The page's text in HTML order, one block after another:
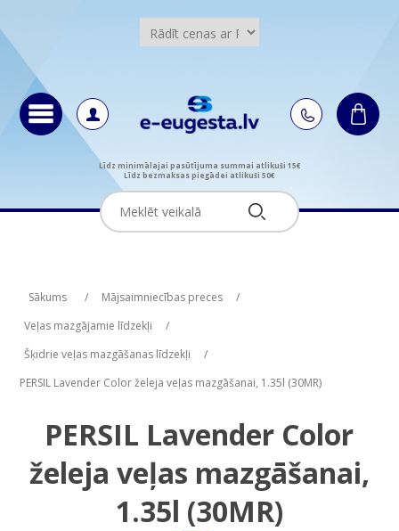
Līdz minimālajai pasūtījuma summai atlikuši 15€
Līdz bezmaksas piegādei atlikuši 50€
Sākums / Mājsaimniecības preces
/
Veļas mazgājamie līdzekļi
/
Šķidrie veļas mazgāšanas līdzekļi
/
PERSIL Lavender Color želeja veļas mazgāšanai, 1.35l (30MR)
PERSIL Lavender Color
želeja veļas mazgāšanai,
1.35l (30MR)